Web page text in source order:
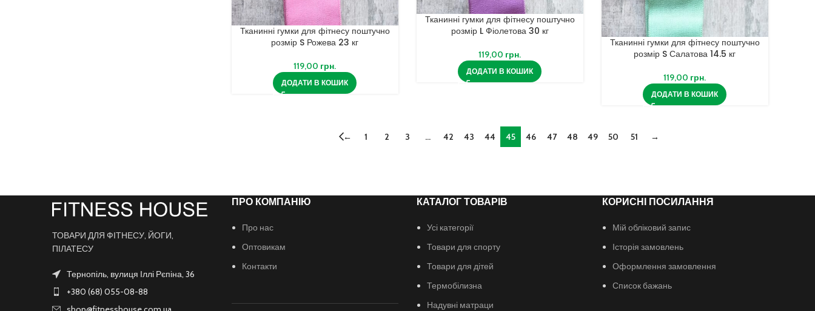
Тканинні гумки для фітнесу поштучно
розмір L Фіолетова 30 кг
119,00 грн.
ДОДАТИ В КОШИК
Тканинні гумки для фітнесу поштучно
розмір S Рожева 23 кг
119,00 грн.
ДОДАТИ В КОШИК
Тканинні гумки для фітнесу поштучно
розмір S Салатова 14.5 кг
119,00 грн.
ДОДАТИ В КОШИК
← 1 2 3 … 42 43 44 45 46 47 48 49 50 51 →
ТОВАРИ ДЛЯ ФІТНЕСУ, ЙОГИ,
ПІЛАТЕСУ
Тернопіль, вулиця Іллі Рєпіна, 36
+380 (68) 055-08-88
ПРО КОМПАНІЮ
Про нас
Оптовикам
Контакти
КАТАЛОГ ТОВАРІВ
Усі категорії
Товари для спорту
Товари для дітей
Термобілизна
Надувні матраци
КОРИСНІ ПОСИЛАННЯ
Мій обліковий запис
Історія замовлень
Оформлення замовлення
Список бажань